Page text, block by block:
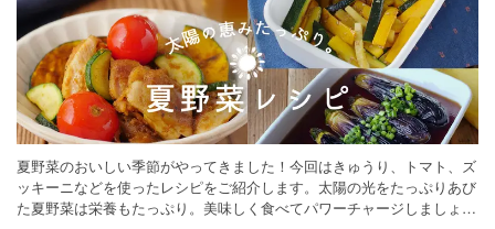
夏野菜のおいしい季節がやってきました！今回はきゅうり、トマト、ズ
ッキーニなどを使ったレシピをご紹介します。太陽の光をたっぷりあび
た夏野菜は栄養もたっぷり。美味しく食べてパワーチャージしましょう